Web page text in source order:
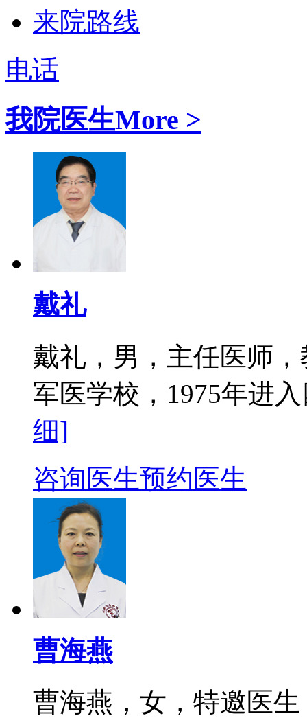
来院路线
电话
我院医生More >
戴礼
戴礼，男，主任医师
军医学校，1975年进
细]
咨询医生预约医生
曹海燕
曹海燕，女，特邀医